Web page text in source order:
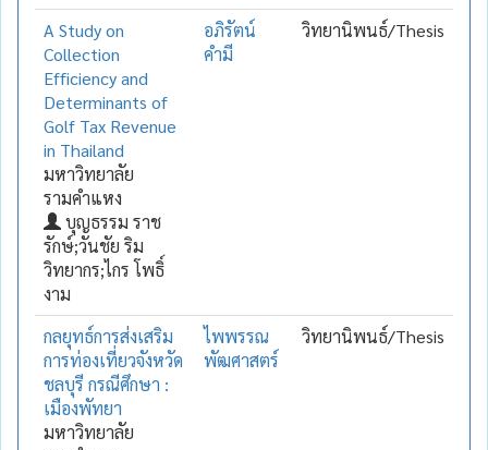
A Study on
Collection
Efficiency and
Determinants of
Golf Tax Revenue
in Thailand
มหาวิทยาลัย
รามคำแหง
บุญธรรม ราช
รักษ์;วันชัย ริม
วิทยากร;ไกร โพธิ์
งาม
อภิรัตน์
คำมี
วิทยานิพนธ์/Thesis
กลยุทธ์การส่งเสริม
การท่องเที่ยวจังหวัด
ชลบุรี กรณีศึกษา :
เมืองพัทยา
มหาวิทยาลัย
ไพพรรณ
พัฒศาสตร์
วิทยานิพนธ์/Thesis